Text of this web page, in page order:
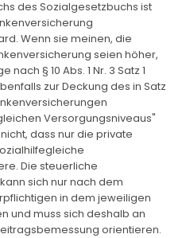
des Sozialgesetzbuchs ist
Wenn sie meinen, die
seien höher,
§ 10 Abs. 1 Nr. 3 Satz 1
zur Deckung des in Satz
Versorgungsniveaus"
dass nur die private
Die steuerliche
sich nur nach dem
in dem jeweiligen
und muss sich deshalb an
orientieren.